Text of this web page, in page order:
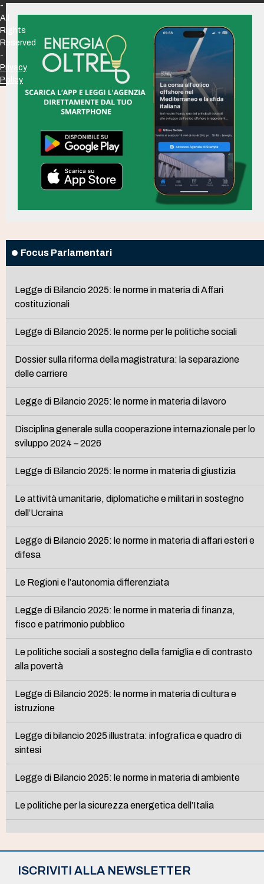
Focus Parlamentari
Legge di Bilancio 2025: le norme in materia di Affari
costituzionali
Legge di Bilancio 2025: le norme per le politiche sociali
Dossier sulla riforma della magistratura: la separazione
delle carriere
Legge di Bilancio 2025: le norme in materia di lavoro
Disciplina generale sulla cooperazione internazionale per lo
sviluppo 2024 – 2026
Legge di Bilancio 2025: le norme in materia di giustizia
Le attività umanitarie, diplomatiche e militari in sostegno
dell’Ucraina
Legge di Bilancio 2025: le norme in materia di affari esteri e
difesa
Le Regioni e l’autonomia differenziata
Legge di Bilancio 2025: le norme in materia di finanza,
fisco e patrimonio pubblico
Le politiche sociali a sostegno della famiglia e di contrasto
alla povertà
Legge di Bilancio 2025: le norme in materia di cultura e
istruzione
Legge di bilancio 2025 illustrata: infografica e quadro di
sintesi
Legge di Bilancio 2025: le norme in materia di ambiente
Le politiche per la sicurezza energetica dell’Italia
ISCRIVITI ALLA NEWSLETTER
-
All
Rights
Reserved
-
Privacy
Policy